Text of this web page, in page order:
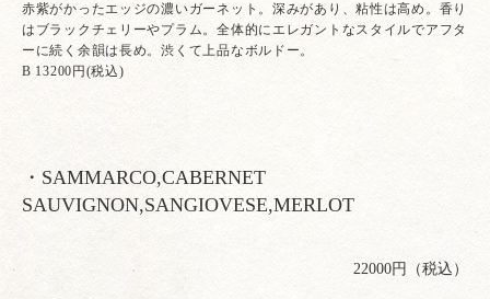
赤紫がかったエッジの濃いガーネット。深みがあり、粘性は高め。香り
はブラックチェリーやプラム。全体的にエレガントなスタイルでアフタ
ーに続く余韻は長め。渋くて上品なボルドー。
B 13200円(税込)
・SAMMARCO,CABERNET
SAUVIGNON,SANGIOVESE,MERLOT
22000円（税込）